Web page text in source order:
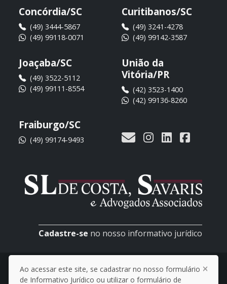
Concórdia/SC
(49) 3444-5867
(49) 99118-0071
Curitibanos/SC
(49) 3241-4278
(49) 99142-3587
Joaçaba/SC
(49) 3522-5112
(49) 99111-8554
União da
Vitória/PR
(42) 3523-1400
(42) 99136-8260
Fraiburgo/SC
(49) 99174-9493
Cadastre-se no nosso informativo jurídico
© 2026 SL de Costa, Savaris e Advogados
Associados
Ao acessar este site, se cadastrar no nosso formulário
de Informativo Jurídico ou utilizar o formulário de